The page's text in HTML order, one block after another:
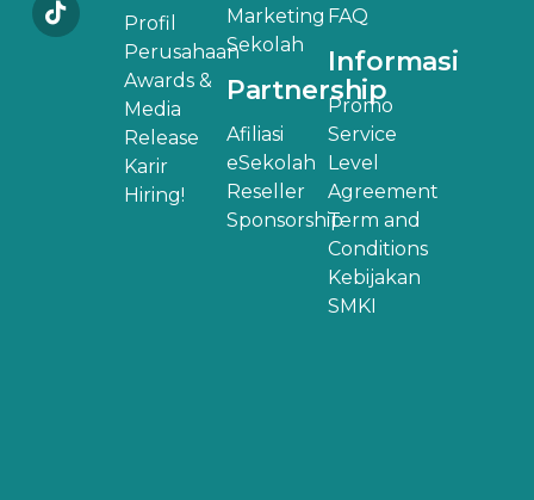
Profil
Perusahaan
Awards &
Media
Release
Karir
Hiring!
Marketing
Sekolah
Partnership
Afiliasi
eSekolah
Reseller
Sponsorship
FAQ
Informasi
Promo
Service
Level
Agreement
Term and
Conditions
Kebijakan
SMKI